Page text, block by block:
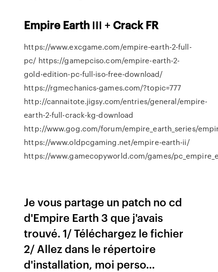
Empire Earth III + CrackFR
https://www.excgame.com/empire-earth-2-full-
pc/ https://gamepciso.com/empire-earth-2-
gold-edition-pc-full-iso-free-download/
https://rgmechanics-games.com/?topic=777
http://cannaitote.jigsy.com/entries/general/empire-
earth-2-full-crack-kg-download
http://www.gog.com/forum/empire_earth_series/
https://www.oldpcgaming.net/empire-earth-ii/
https://www.gamecopyworld.com/games/
Je vous partage un patch no cd
d'Empire Earth 3 que j'avais
trouvé. 1/ Téléchargez le fichier
2/ Allez dans le répertoire
d'installation, moi perso...